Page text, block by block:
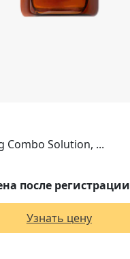
Combo Solution, ...
после регистрации
Узнать цену